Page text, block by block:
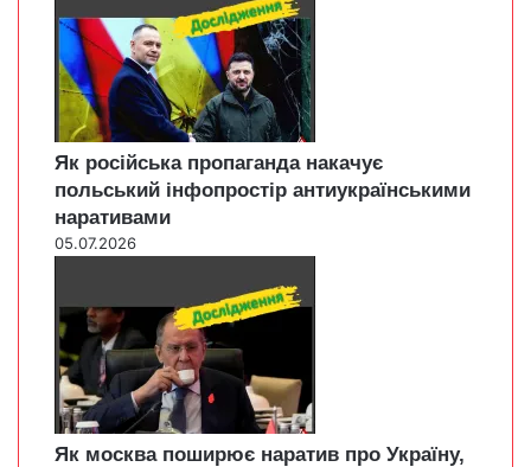
Як російська пропаганда накачує
польський інфопростір антиукраїнськими
наративами
05.07.2026
Як москва поширює наратив про Україну,